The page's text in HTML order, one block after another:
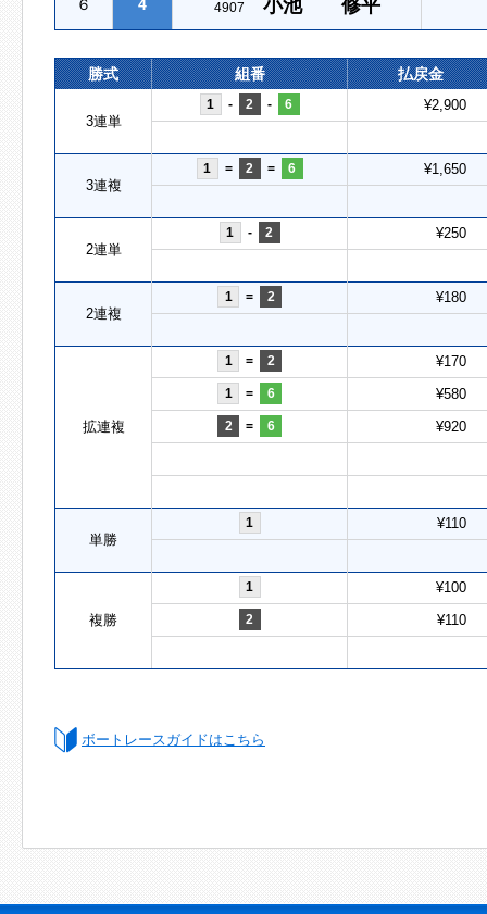
６ 4 4907 小池 修平
勝式 組番 払戻金
3連単
1 - 2 - 6 ¥2,900
3連複
1 = 2 = 6 ¥1,650
2連単
1 - 2 ¥250
2連複
1 = 2 ¥180
拡連複
1 = 2 ¥170
1 = 6 ¥580
2 = 6 ¥920
単勝
1 ¥110
複勝
1 ¥100
2 ¥110
ボートレースガイドはこちら